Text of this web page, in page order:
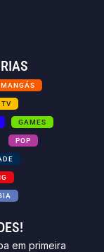
TV
GAMES
POP
em primeira